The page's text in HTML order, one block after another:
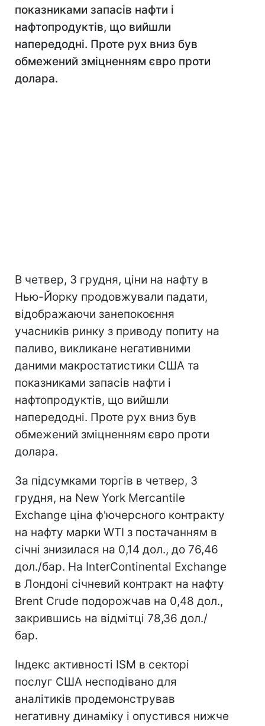
показниками запасів нафти і
нафтопродуктів, що вийшли
напередодні. Проте рух вниз був
обмежений зміцненням євро проти
долара.
В четвер, 3 грудня, ціни на нафту в
Нью-Йорку продовжували падати,
відображаючи занепокоєння
учасників ринку з приводу попиту на
паливо, викликане негативними
даними макростатистики США та
показниками запасів нафти і
нафтопродуктів, що вийшли
напередодні. Проте рух вниз був
обмежений зміцненням євро проти
долара.
За підсумками торгів в четвер, 3
грудня, на New York Mercantile
Exchange ціна ф'ючерсного контракту
на нафту марки WTI з постачанням в
січні знизилася на 0,14 дол., до 76,46
дол./бар. На InterСontinental Exchange
в Лондоні січневий контракт на нафту
Brent Crude подорожчав на 0,48 дол.,
закрившись на відмітці 78,36 дол./
бар.
Індекс активності ISM в секторі
послуг США несподівано для
аналітиків продемонстрував
негативну динаміку і опустився нижче